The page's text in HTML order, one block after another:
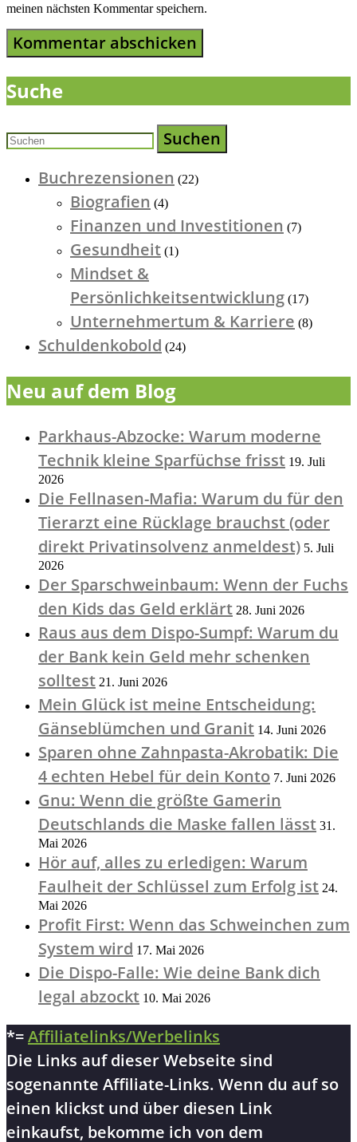
meinen nächsten Kommentar speichern.
Suche
Suchen
Buchrezensionen (22)
Biografien (4)
Finanzen und Investitionen (7)
Gesundheit (1)
Mindset &
Persönlichkeitsentwicklung (17)
Unternehmertum & Karriere (8)
Schuldenkobold (24)
Neu auf dem Blog
Parkhaus-Abzocke: Warum moderne
Technik kleine Sparfüchse frisst 19. Juli
2026
Die Fellnasen-Mafia: Warum du für den
Tierarzt eine Rücklage brauchst (oder
direkt Privatinsolvenz anmeldest) 5. Juli
2026
Der Sparschweinbaum: Wenn der Fuchs
den Kids das Geld erklärt 28. Juni 2026
Raus aus dem Dispo-Sumpf: Warum du
der Bank kein Geld mehr schenken
solltest 21. Juni 2026
Mein Glück ist meine Entscheidung:
Gänseblümchen und Granit 14. Juni 2026
Sparen ohne Zahnpasta-Akrobatik: Die
4 echten Hebel für dein Konto 7. Juni 2026
Gnu: Wenn die größte Gamerin
Deutschlands die Maske fallen lässt 31.
Mai 2026
Hör auf, alles zu erledigen: Warum
Faulheit der Schlüssel zum Erfolg ist 24.
Mai 2026
Profit First: Wenn das Schweinchen zum
System wird 17. Mai 2026
Die Dispo-Falle: Wie deine Bank dich
legal abzockt 10. Mai 2026
*=Affiliatelinks/Werbelinks
Die Links auf dieser Webseite sind
sogenannte Affiliate-Links. Wenn du auf so
einen klickst und über diesen Link
einkaufst, bekomme ich von dem